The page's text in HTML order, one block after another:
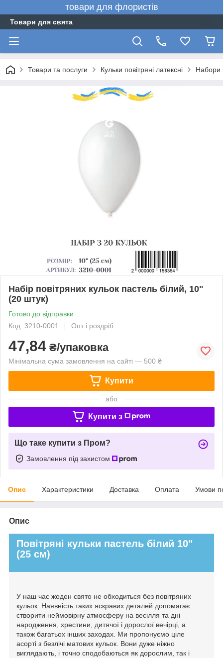
товари для флористів
Товари для свята
Товари та послуги Кульки повітряні латексні Набори
Набір повітряних кульок пастель білий, 10"
(20 штук)
Готово до відправки
Код: 3210-0001
Опт і роздріб
47,84 ₴/упаковка
Мінімальна сума замовлення на сайті — 500 ₴
Купити
або
Купити з
Що таке купити з Пром?
Замовлення під захистом
Опис Характеристики Доставка Оплата Умови
Опис
Повітряні кульки пастель білий 10"
(25 см)
У наш час жоден свято не обходиться без повітряних
кульок. Наявність таких яскравих деталей допомагає
створити неймовірну атмосферу на весілля та дні
народження, хрестини, дитячої і дорослої вечірці, а
також багатьох інших заходах. Ми пропонуємо ціле
асорті з безлічі матових кульок. Вони дуже ніжно
виглядають, і точно сподобаються як дорослим, так і